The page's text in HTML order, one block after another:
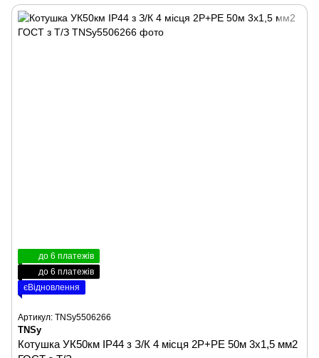
до 6 платежів
до 6 платежів
єВідновлення
Артикул: TNSy5506266
TNSy
Котушка УК50км IP44 з З/К 4 місця 2Р+PЕ 50м 3х1,5 мм2